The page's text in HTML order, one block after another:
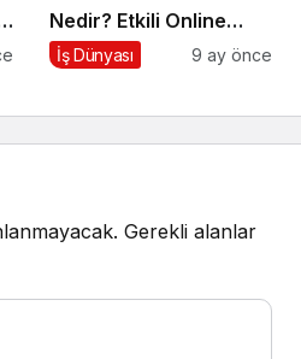
Nedir? Etkili Online
İtibar Yönetimi İçin 10
İş Dünyası 9 ay önce
Gerekli alanlar